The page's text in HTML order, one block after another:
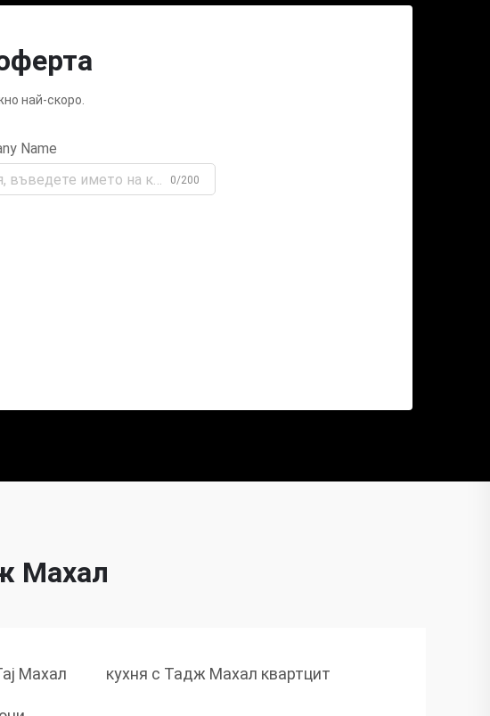
най-скоро.
Name
0/200
Махал
Махал кухня с Тадж Махал квартцит